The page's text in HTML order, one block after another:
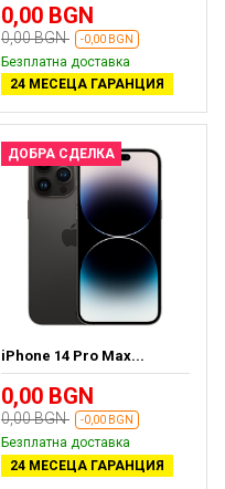
0,00 BGN
0,00 BGN -0,00 BGN
Безплатна доставка
24 МЕСЕЦА ГАРАНЦИЯ
ДОБРА СДЕЛКА
iPhone 14 Pro Max...
0,00 BGN
0,00 BGN -0,00 BGN
Безплатна доставка
24 МЕСЕЦА ГАРАНЦИЯ